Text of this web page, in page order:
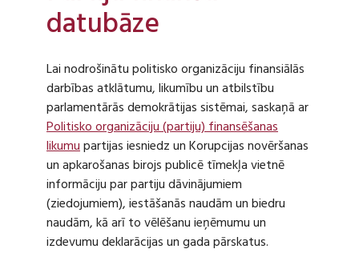
datubāze
Lai nodrošinātu politisko organizāciju finansiālās
darbības atklātumu, likumību un atbilstību
parlamentārās demokrātijas sistēmai, saskaņā ar
Politisko organizāciju (partiju) finansēšanas
likumupartijas iesniedz un Korupcijas novēršanas
un apkarošanas birojs publicē tīmekļa vietnē
informāciju par partiju dāvinājumiem
(ziedojumiem), iestāšanās naudām un biedru
naudām, kā arī to vēlēšanu ieņēmumu un
izdevumu deklarācijas un gada pārskatus.